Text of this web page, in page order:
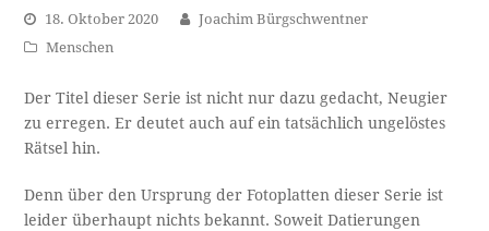
18. Oktober 2020
Joachim Bürgschwentner
Menschen
Der Titel dieser Serie ist nicht nur dazu gedacht, Neugier
zu erregen. Er deutet auch auf ein tatsächlich ungelöstes
Rätsel hin.
Denn über den Ursprung der Fotoplatten dieser Serie ist
leider überhaupt nichts bekannt. Soweit Datierungen